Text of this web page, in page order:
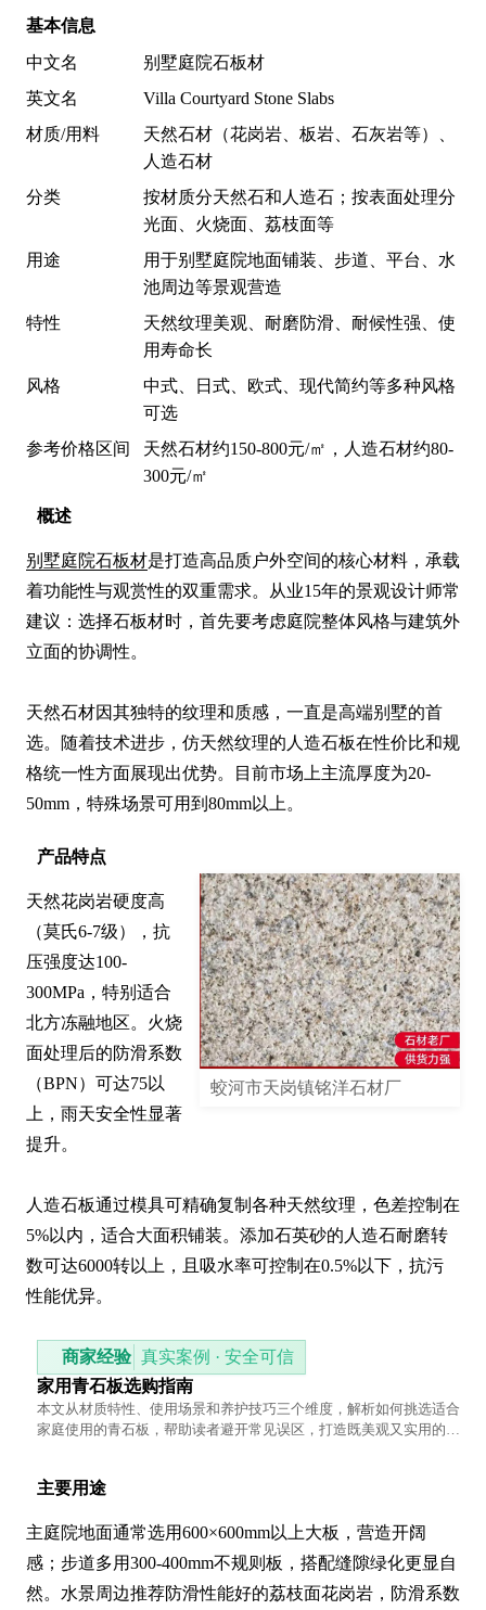
概述
别墅庭院石板材是打造高品质户外空间的核心材料，承载
着功能性与观赏性的双重需求。从业15年的景观设计师常
建议：选择石板材时，首先要考虑庭院整体风格与建筑外
立面的协调性。
天然石材因其独特的纹理和质感，一直是高端别墅的首
选。随着技术进步，仿天然纹理的人造石板在性价比和规
格统一性方面展现出优势。目前市场上主流厚度为20-
50mm，特殊场景可用到80mm以上。
产品特点
蛟河市天岗镇铭洋石材厂
天然花岗岩硬度高
（莫氏6-7级），抗
压强度达100-
300MPa，特别适合
北方冻融地区。火烧
面处理后的防滑系数
（BPN）可达75以
上，雨天安全性显著
提升。
人造石板通过模具可精确复制各种天然纹理，色差控制在
5%以内，适合大面积铺装。添加石英砂的人造石耐磨转
数可达6000转以上，且吸水率可控制在0.5%以下，抗污
性能优异。
商家经验 真实案例 · 安全可信
家用青石板选购指南
本文从材质特性、使用场景和养护技巧三个维度，解析如何挑选适合
家庭使用的青石板，帮助读者避开常见误区，打造既美观又实用的石
主要用途
主庭院地面通常选用600×600mm以上大板，营造开阔
感；步道多用300-400mm不规则板，搭配缝隙绿化更显自
然。水景周边推荐防滑性能好的荔枝面花岗岩，防滑系数
基本信息
中文名
别墅庭院石板材
英文名
Villa Courtyard Stone Slabs
材质/用料
天然石材（花岗岩、板岩、石灰岩等）、
人造石材
分类
按材质分天然石和人造石；按表面处理分
光面、火烧面、荔枝面等
用途
用于别墅庭院地面铺装、步道、平台、水
池周边等景观营造
特性
天然纹理美观、耐磨防滑、耐候性强、使
用寿命长
风格
中式、日式、欧式、现代简约等多种风格
可选
参考价格区间
天然石材约150-800元/㎡，人造石材约80-
300元/㎡